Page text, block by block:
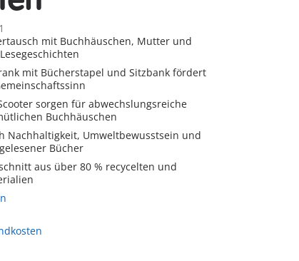
mit Buchhäuschen, Mutter und
mit Bücherstapel und Sitzbank fördert
sorgen für abwechslungsreiche
Buchhäuschen
Nachhaltigkeit, Umweltbewusstsein und
Bücher
aus über 80 % recycelten und